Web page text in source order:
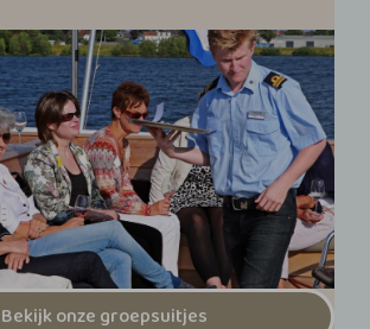
Bekijk onze groepsuitjes